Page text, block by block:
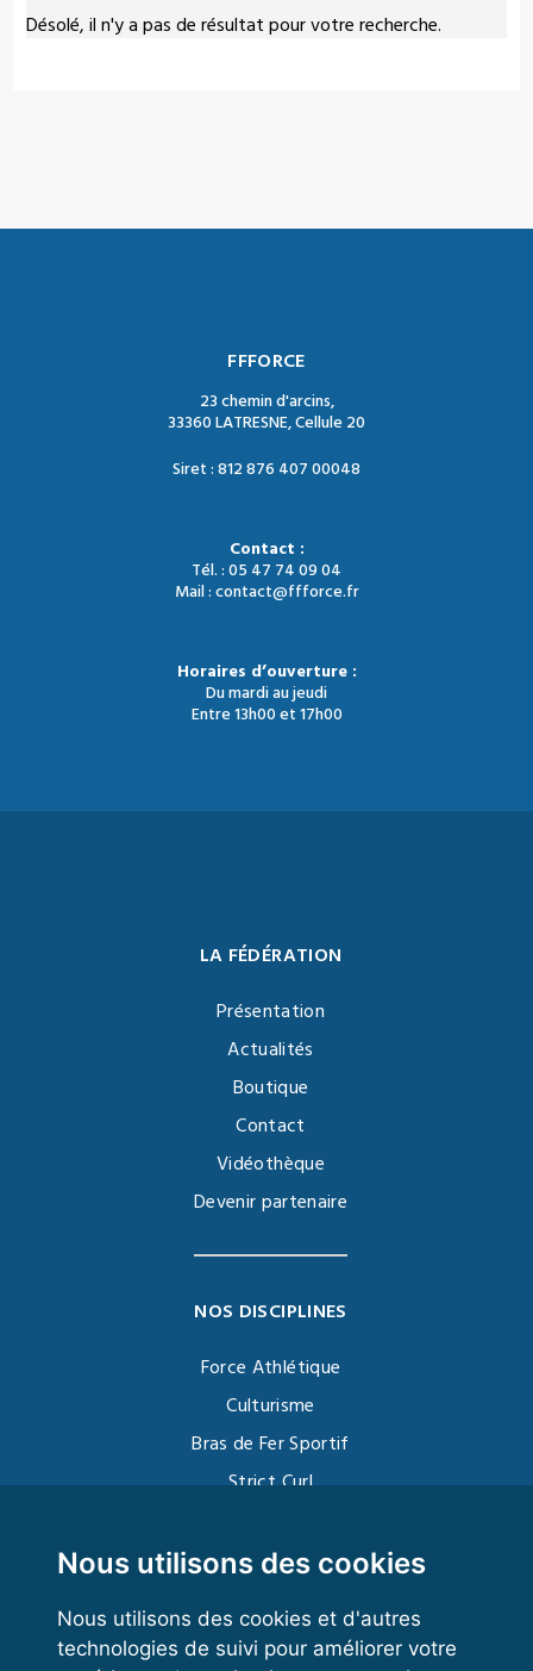
Nous utilisons des cookies
Nous utilisons des cookies et d'autres
technologies de suivi pour améliorer votre
Désolé, il n'y a pas de résultat pour votre recherche.
FFFORCE
23 chemin d'arcins,
33360 LATRESNE, Cellule 20
Siret : 812 876 407 00048
Contact :
Tél. : 05 47 74 09 04
Mail : contact@ffforce.fr
Horaires d’ouverture :
Du mardi au jeudi
Entre 13h00 et 17h00
LA FÉDÉRATION
Présentation
Actualités
Boutique
Contact
Vidéothèque
Devenir partenaire
NOS DISCIPLINES
Force Athlétique
Culturisme
Bras de Fer Sportif
Strict Curl
Kettlebell